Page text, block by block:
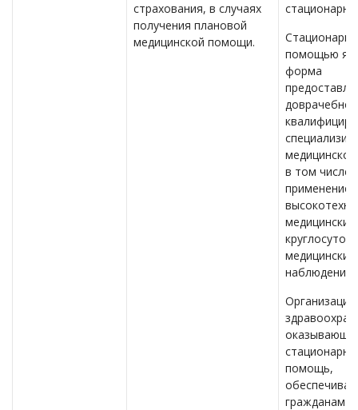
страхования, в случаях
получения плановой
медицинской помощи.
помощью
форма
в том числе
применением
медицинских
медицинским
Организации
помощь,
гражданам